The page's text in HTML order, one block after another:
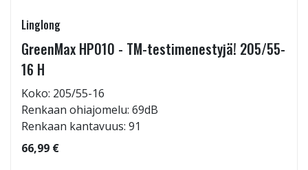
Linglong
GreenMax HP010 - TM-testimenestyjä! 205/55-
16 H
Koko: 205/55-16
Renkaan ohiajomelu: 69dB
Renkaan kantavuus: 91
66,99 €